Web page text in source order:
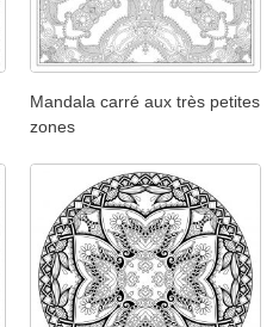
Mandala carré aux très petites
zones